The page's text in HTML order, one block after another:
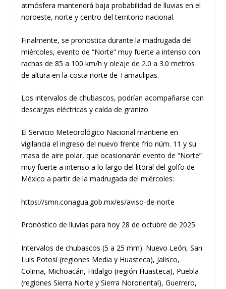
atmósfera mantendrá baja probabilidad de lluvias en el
noroeste, norte y centro del territorio nacional.
Finalmente, se pronostica durante la madrugada del
miércoles, evento de “Norte” muy fuerte a intenso con
rachas de 85 a 100 km/h y oleaje de 2.0 a 3.0 metros
de altura en la costa norte de Tamaulipas.
Los intervalos de chubascos, podrían acompañarse con
descargas eléctricas y caída de granizo
El Servicio Meteorológico Nacional mantiene en
vigilancia el ingreso del nuevo frente frío núm. 11 y su
masa de aire polar, que ocasionarán evento de “Norte”
muy fuerte a intenso a lo largo del litoral del golfo de
México a partir de la madrugada del miércoles:
https://smn.conagua.gob.mx/es/aviso-de-norte
Pronóstico de lluvias para hoy 28 de octubre de 2025:
Intervalos de chubascos (5 a 25 mm): Nuevo León, San
Luis Potosí (regiones Media y Huasteca), Jalisco,
Colima, Michoacán, Hidalgo (región Huasteca), Puebla
(regiones Sierra Norte y Sierra Nororiental), Guerrero,